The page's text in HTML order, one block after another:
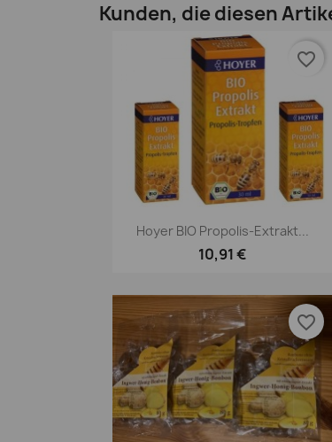
Kunden, die diesen
 Vorschau
Hoyer BIO Propolis-Extrakt...
10,91 €
favorite_border
favorite_border